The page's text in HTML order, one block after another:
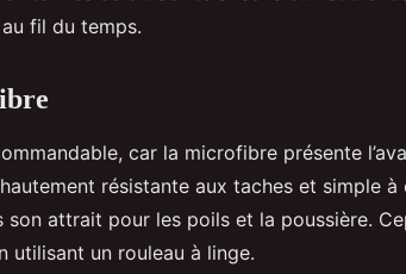
fil du temps.
car la microfibre présente
résistante aux taches et simple à
son attrait pour les poils et la poussière.
utilisant un rouleau à linge.